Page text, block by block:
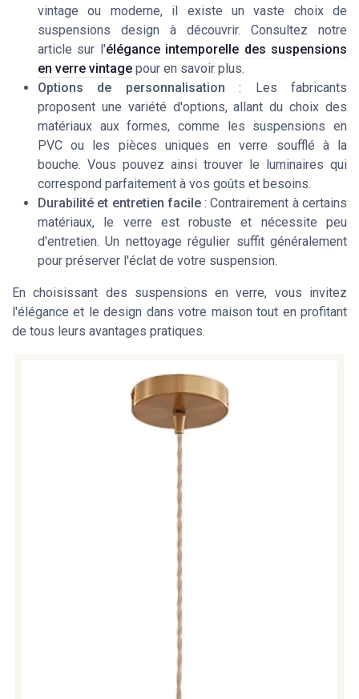
vintage ou moderne, il existe un vaste choix de
suspensions design à découvrir. Consultez notre
article sur l'élégance intemporelle des suspensions
en verre vintage pour en savoir plus.
Options de personnalisation : Les fabricants
proposent une variété d'options, allant du choix des
matériaux aux formes, comme les suspensions en
PVC ou les pièces uniques en verre soufflé à la
bouche. Vous pouvez ainsi trouver le luminaires qui
correspond parfaitement à vos goûts et besoins.
Durabilité et entretien facile: Contrairement à certains
matériaux, le verre est robuste et nécessite peu
d'entretien. Un nettoyage régulier suffit généralement
pour préserver l'éclat de votre suspension.
En choisissant des suspensions en verre, vous invitez
l'élégance et le design dans votre maison tout en profitant
de tous leurs avantages pratiques.